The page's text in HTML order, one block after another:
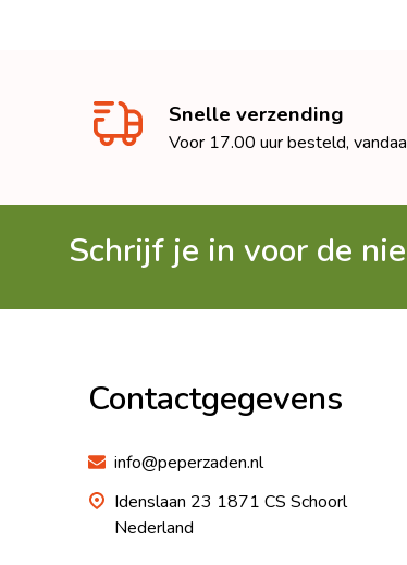
Snelle verzending
Voor 17.00 uur besteld,
Schrijf je in voor de
Contactgegevens
info@peperzaden.nl
Idenslaan 23 1871 CS Schoorl
Nederland